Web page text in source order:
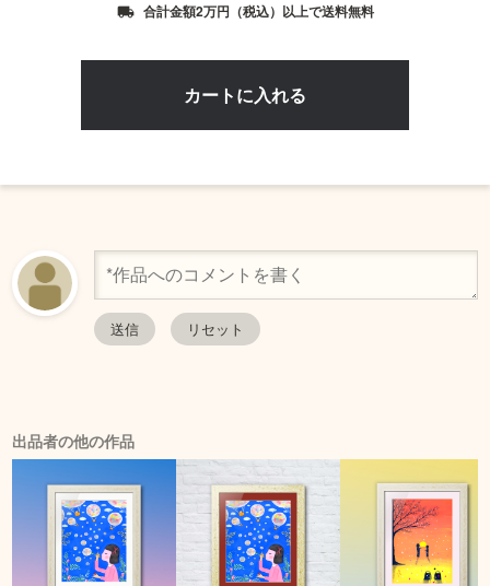
local_shipping 合計金額2万円（税込）以上で送料無料
出品者の他の作品